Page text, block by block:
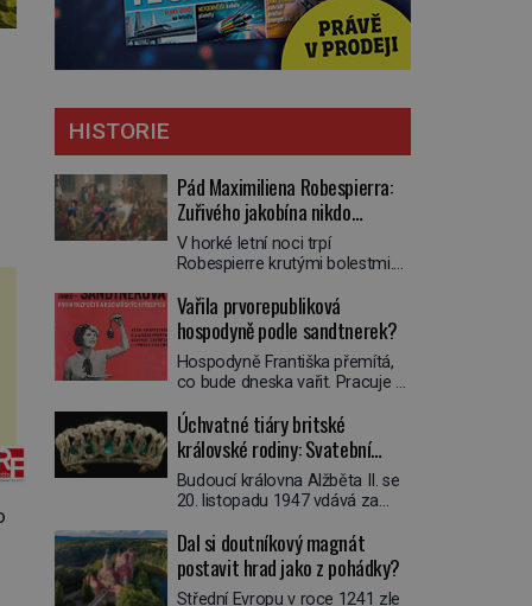
HISTORIE
Pád Maximiliena Robespierra:
Zuřivého jakobína nikdo
nelitoval?
V horké letní noci trpí
Robespierre krutými bolestmi.
víří kolotoč myšlenek. Když se
probere z mdlob, vzpomene si
na jednu z pařížských
jasnovidek, kterou před lety
navštívil. Prorokovala mu
vysmál. „Robespierre to
dotáhne hodně daleko,“
prohlásil o něm jiný významný
francouzský revolucionář,
Honoré de Mirabeau […]
Vařila prvorepubliková
hospodyně podle sandtnerek?
Hospodyně Františka přemítá,
co bude dneska vařit. Pracuje v
mlsný jazýček. Zalistuje proto
rychle v jedné ze „sandtnerek“.
„Zaplaťpánbůh, že už
nemusíme chodit s lístky,“
povzdechne si směrem ke
ruce. Ještě v prvních letech
nové republiky fungoval kvůli
nedostatku zboží přídělový
Úchvatné tiáry britské
královské rodiny: Svatební
klenot Alžbětě II. praskl
Budoucí královna Alžběta II. se
20. listopadu 1947 vdává za
Mountbattena. Aby měla na
obřad ve Westminsteru podle
tradice „něco vypůjčeného“, její
Dal si doutníkový magnát
postavit hrad jako z pohádky?
Střední Evropu v roce 1241 zle